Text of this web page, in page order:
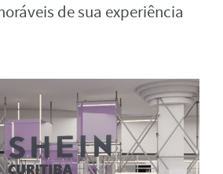
de sua experiência